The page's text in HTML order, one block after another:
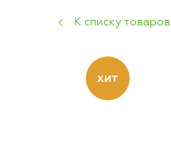
К списку товаров